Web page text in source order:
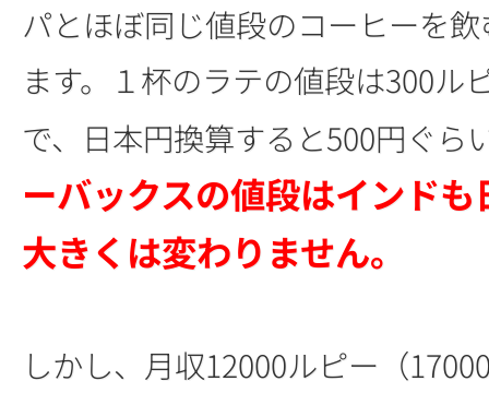
パとほぼ同じ値段のコーヒーを
ます。１杯のラテの値段は300ル
で、日本円換算すると500円ぐら
ーバックスの値段はインドも
大きくは変わりません。
しかし、月収12000ルピー（